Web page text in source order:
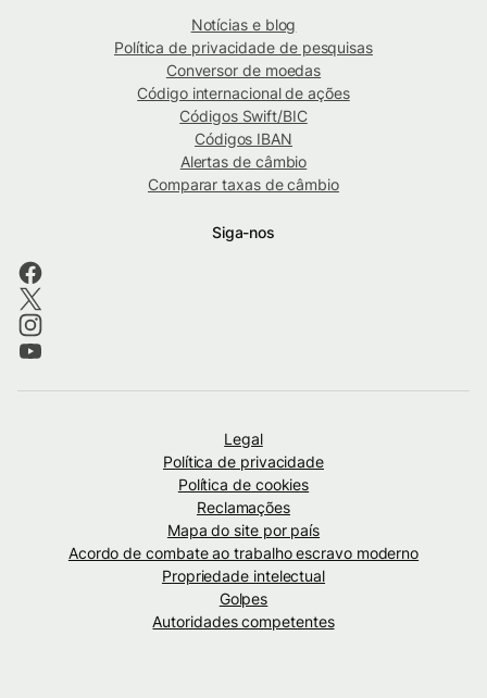
Notícias e blog
Política de privacidade de pesquisas
Conversor de moedas
Código internacional de ações
Códigos Swift/BIC
Códigos IBAN
Alertas de câmbio
Comparar taxas de câmbio
Siga-nos
Legal
Política de privacidade
Política de cookies
Reclamações
Mapa do site por país
Acordo de combate ao trabalho escravo moderno
Propriedade intelectual
Golpes
Autoridades competentes